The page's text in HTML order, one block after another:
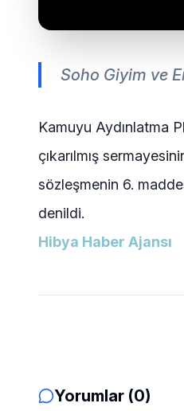
Soho Giyim ve
Kamuyu Aydınlatma
çıkarılmış
sözleşmenin 6.
denildi.
Hibya Haber Ajansı
Yorumlar (0)